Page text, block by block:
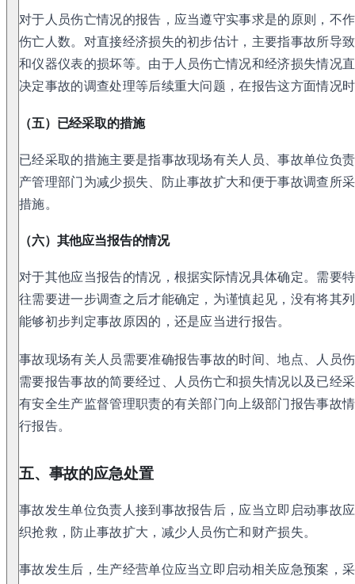
对于人员伤亡情况的报告，应当遵守实事求是的原则，不
伤亡人数。对直接经济损失的初步估计，主要指事故所导
和仪器仪表的损坏等。由于人员伤亡情况和经济损失情况
决定事故的调查处理等后续重大问题，在报告这方面情况
（五）已经采取的措施
已经采取的措施主要是指事故现场有关人员、事故单位负
产管理部门为减少损失、防止事故扩大和便于事故调查所
措施。
（六）其他应当报告的情况
对于其他应当报告的情况，根据实际情况具体确定。需要
往需要进一步调查之后才能确定，为谨慎起见，没有将其
能够初步判定事故原因的，还是应当进行报告。
事故现场有关人员需要准确报告事故的时间、地点、人员
需要报告事故的简要经过、人员伤亡和损失情况以及已经
有安全生产监督管理职责的有关部门向上级部门报告事故
行报告。
五、事故的应急处置
事故发生单位负责人接到事故报告后，应当立即启动事故
织抢救，防止事故扩大，减少人员伤亡和财产损失。
事故发生后，生产经营单位应当立即启动相关应急预案，